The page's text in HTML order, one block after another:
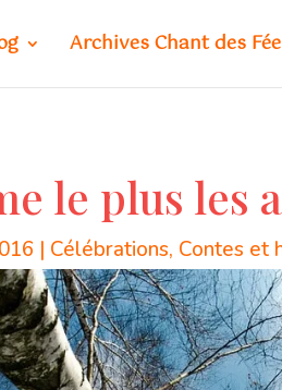
Archives Chant des
le plus les
| Célébrations, Contes et